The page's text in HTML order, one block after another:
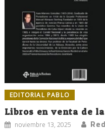
EDITORIAL PABLO
Libros en venta de
noviembre 13, 2025